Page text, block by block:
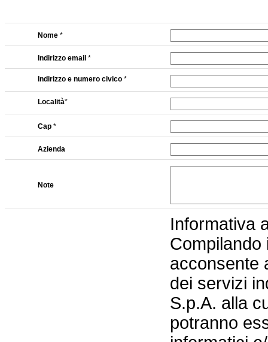
Nome *
Indirizzo email *
Indirizzo e numero civico *
Località*
Cap *
Azienda
Note
Informativa
Compilando
acconsente
dei servizi
S.p.A. alla
potranno